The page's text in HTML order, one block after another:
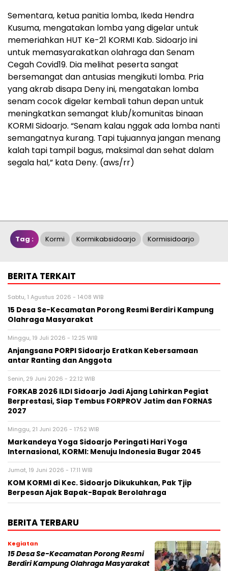
Sementara, ketua panitia lomba, Ikeda Hendra
Kusuma, mengatakan lomba yang digelar untuk
memeriahkan HUT Ke-21 KORMI Kab. Sidoarjo ini
untuk memasyarakatkan olahraga dan Senam
Cegah Covid19. Dia melihat peserta sangat
bersemangat dan antusias mengikuti lomba. Pria
yang akrab disapa Deny ini, mengatakan lomba
senam cocok digelar kembali tahun depan untuk
meningkatkan semangat klub/komunitas binaan
KORMI Sidoarjo. “Senam kalau nggak ada lomba nanti
semangatnya kurang. Tapi tujuannya jangan menang
kalah tapi tampil bagus, maksimal dan sehat dalam
segala hal,” kata Deny. (aws/rr)
Tag : Kormi Kormikabsidoarjo Kormisidoarjo
BERITA TERKAIT
Sabtu, 1 Agustus 2026 - 14:08 WIB
15 Desa Se-Kecamatan Porong Resmi Berdiri Kampung
Olahraga Masyarakat
Minggu, 19 Juli 2026 - 12:25 WIB
Anjangsana PORPI Sidoarjo Eratkan Kebersamaan
antar Ranting dan Anggota
Senin, 29 Juni 2026 - 22:12 WIB
FORKAB 2026 ILDI Sidoarjo Jadi Ajang Lahirkan Pegiat
Berprestasi, Siap Tembus FORPROV Jatim dan FORNAS
2027
Minggu, 21 Juni 2026 - 17:52 WIB
Markandeya Yoga Sidoarjo Peringati Hari Yoga
Internasional, KORMI: Menuju Indonesia Bugar 2045
Jumat, 19 Juni 2026 - 17:11 WIB
KOM KORMI di Kec. Sidoarjo Dikukuhkan, Pak Tjip
Berpesan Ajak Bapak-Bapak Berolahraga
BERITA TERBARU
Kegiatan
15 Desa Se-Kecamatan Porong Resmi
Berdiri Kampung Olahraga Masyarakat